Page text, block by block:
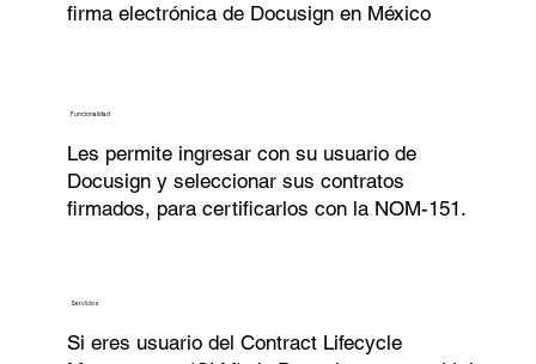
firma electrónica de Docusign en México
Funcionalidad
Les permite ingresar con su usuario de
Docusign y seleccionar sus contratos
firmados, para certificarlos con la NOM-151.
Servicios
Si eres usuario del Contract Lifecycle